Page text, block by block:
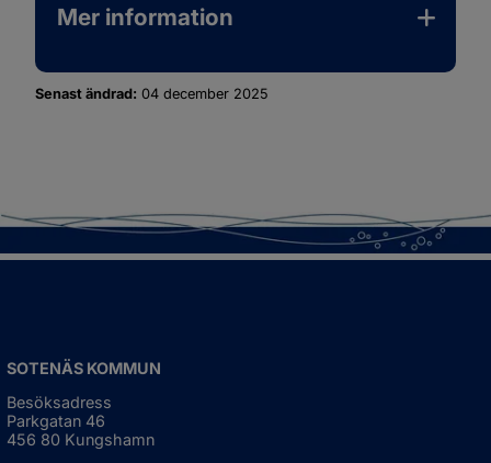
Mer information
Senast ändrad: 04 december 2025
SOTENÄS KOMMUN
Besöksadress
Parkgatan 46
456 80 Kungshamn